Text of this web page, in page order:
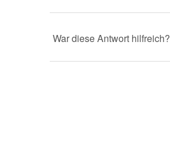
War diese Antwort hilfreich?